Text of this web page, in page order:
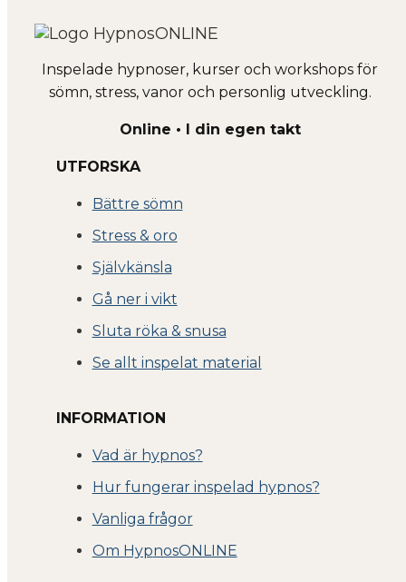
Inspelade hypnoser, kurser och workshops för
sömn, stress, vanor och personlig utveckling.
Online • I din egen takt
UTFORSKA
Bättre sömn
Stress & oro
Självkänsla
Gå ner i vikt
Sluta röka & snusa
Se allt inspelat material
INFORMATION
Vad är hypnos?
Hur fungerar inspelad hypnos?
Vanliga frågor
Om HypnosONLINE